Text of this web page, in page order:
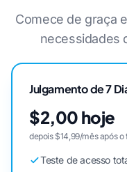
Comece de graça
necessidades
Julgamento de 7
$2,00 hoje
depois $14,99/mês após
Teste de acesso